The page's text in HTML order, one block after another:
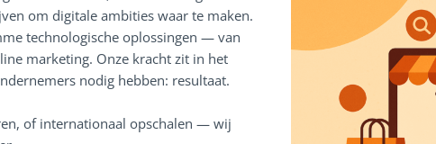
om digitale ambities waar te maken.
technologische oplossingen — van
marketing. Onze kracht zit in het
nodig hebben: resultaat.
of internationaal opschalen — wij